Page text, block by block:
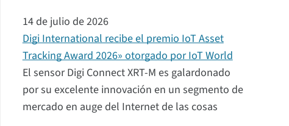
14 de julio de 2026
Digi International recibe el premio IoT Asset
Tracking Award 2026» otorgado por IoT World
El sensor Digi Connect XRT-M es galardonado
por su excelente innovación en un segmento de
mercado en auge del Internet de las cosas